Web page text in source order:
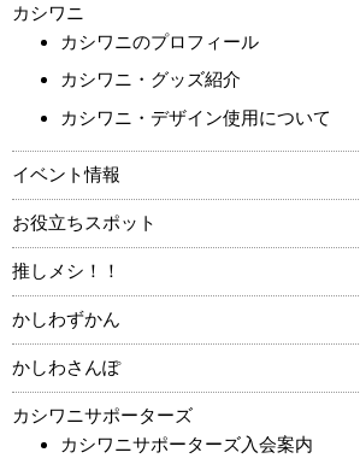
カシワニ
カシワニのプロフィール
カシワニ・グッズ紹介
カシワニ・デザイン使用について
イベント情報
お役立ちスポット
推しメシ！！
かしわずかん
かしわさんぽ
カシワニサポーターズ
カシワニサポーターズ入会案内